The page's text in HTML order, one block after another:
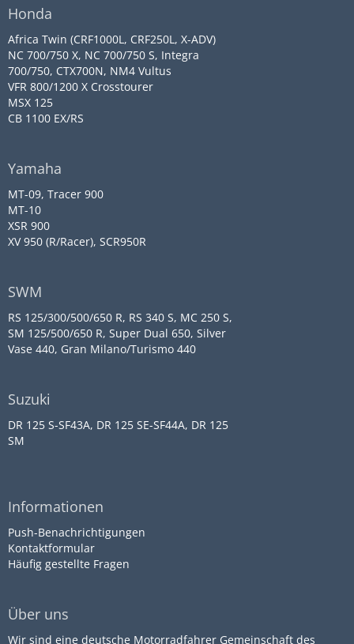
Honda
Africa Twin (CRF1000L, CRF250L, X-ADV)
NC 700/750 X, NC 700/750 S, Integra
700/750, CTX700N, NM4 Vultus
VFR 800/1200 X Crosstourer
MSX 125
CB 1100 EX/RS
Yamaha
MT-09, Tracer 900
MT-10
XSR 900
XV 950 (R/Racer), SCR950R
SWM
RS 125/300/500/650 R, RS 340 S, MC 250 S,
SM 125/500/650 R, Super Dual 650, Silver
Vase 440, Gran Milano/Turismo 440
Suzuki
DR 125 S-SF43A, DR 125 SE-SF44A, DR 125
SM
Informationen
Push-Benachrichtigungen
Kontaktformular
Häufig gestellte Fragen
Über uns
Wir sind eine deutsche Motorradfahrer Gemeinschaft des